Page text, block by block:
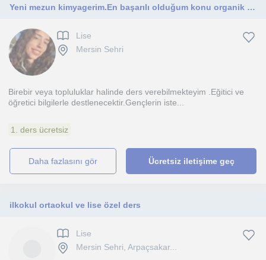
Yeni mezun kimyagerim.En başarılı olduğum konu organik kimyadır.Yks düzeyine ve üniversite öğrencilerine hitap etmektedir.
Lise
Mersin Sehri
Birebir veya topluluklar halinde ders verebilmekteyim .Eğitici ve
öğretici bilgilerle destlenecektir.Gençlerin iste...
1. ders ücretsiz
daha fazlasını gör Ücretsiz iletişime geç
ilkokul ortaokul ve lise özel ders
Lise
Mersin Sehri, Arpaçsakar...